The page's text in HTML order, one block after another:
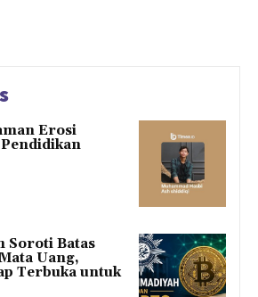
Erosi
Soroti Batas
Uang,
Terbuka untuk